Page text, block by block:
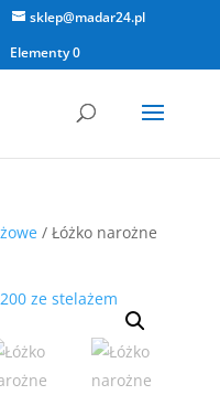
sklep@madar24.pl
Elementy 0
/ Łóżko narożne